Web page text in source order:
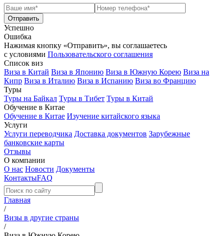
Успешно
Ошибка
Нажимая кнопку «Отправить», вы соглашаетесь
с условиями Пользовательского соглашения
Список виз
Виза в Китай Виза в Японию Виза в Южную Корею Виза на
Кипр Виза в Италию Виза в Испанию Виза во Францию
Туры
Туры на Байкал Туры в Тибет Туры в Китай
Обучение в Китае
Обучение в Китае Изучение китайского языка
Услуги
Услуги переводчика Доставка документов Зарубежные
банковские карты
Отзывы
О компании
О нас Новости Документы
КонтактыFAQ
Главная
/
Визы в другие страны
/